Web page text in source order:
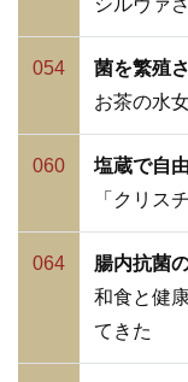
シルヴァ
054
菌を繁殖
お茶の水
060
塩蔵で自
「クリス
064
腸内抗菌
和食と健
てきた